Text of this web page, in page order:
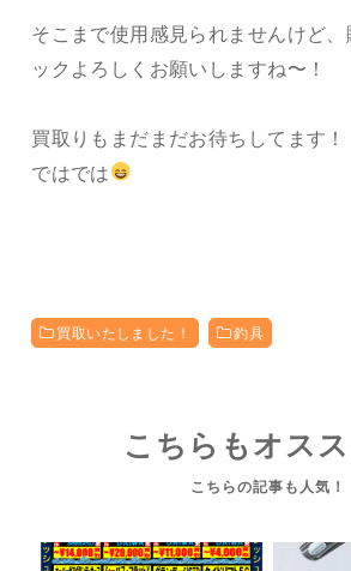
そこまで使用感見られませんけど、
ックよろしくお願いしますね〜！
買取りもまだまだお待ちしてます！
ではでは
買取いたしました！ 釣具
こちらもオスス